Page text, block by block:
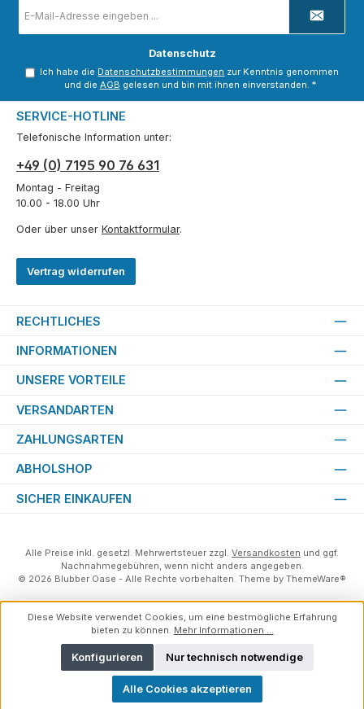
Mail-
Adresse
Datenschutz
Ich habe die Datenschutzbestimmungen zur Kenntnis genommen
und die AGB gelesen und bin mit ihnen einverstanden. *
SERVICE-HOTLINE
Telefonische Information unter:
+49 (0) 7195 90 76 631
Montag - Freitag
10.00 - 18.00 Uhr
Oder über unser Kontaktformular.
Vertrag widerrufen
RECHTLICHES
INFORMATIONEN
UNSERE VORTEILE
VERSANDARTEN
ZAHLUNGSARTEN
ABHOLSHOP
SICHER EINKAUFEN
Alle Preise inkl. gesetzl. Mehrwertsteuer zzgl. Versandkosten und ggf.
Nachnahmegebühren, wenn nicht anders angegeben.
© 2026 Blubber Oase - Alle Rechte vorbehalten. Theme by ThemeWare®
Diese Website verwendet Cookies, um eine bestmögliche Erfahrung
bieten zu können. Mehr Informationen ...
Nur technisch notwendige
Konfigurieren
Alle Cookies akzeptieren